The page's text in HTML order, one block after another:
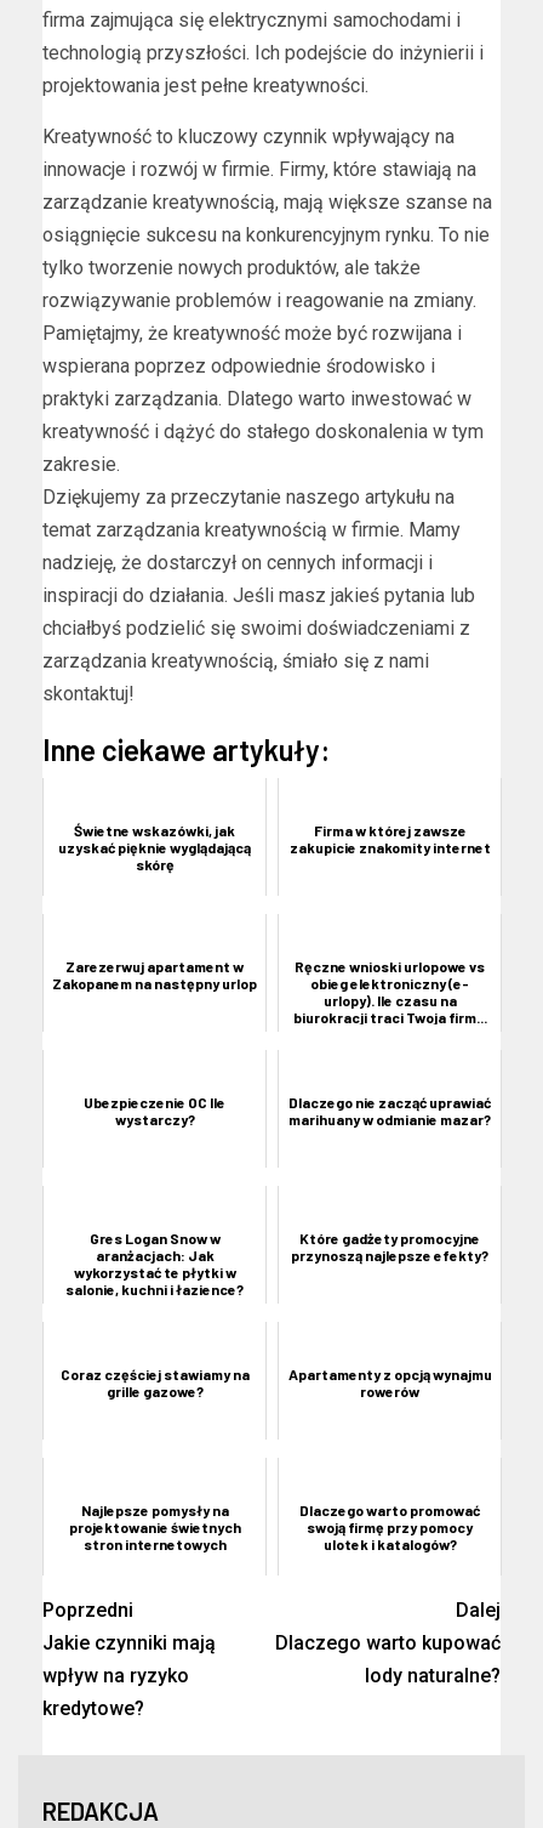
firma zajmująca się elektrycznymi samochodami i
technologią przyszłości. Ich podejście do inżynierii i
projektowania jest pełne kreatywności.
Kreatywność to kluczowy czynnik wpływający na
innowacje i rozwój w firmie. Firmy, które stawiają na
zarządzanie kreatywnością, mają większe szanse na
osiągnięcie sukcesu na konkurencyjnym rynku. To nie
tylko tworzenie nowych produktów, ale także
rozwiązywanie problemów i reagowanie na zmiany.
Pamiętajmy, że kreatywność może być rozwijana i
wspierana poprzez odpowiednie środowisko i
praktyki zarządzania. Dlatego warto inwestować w
kreatywność i dążyć do stałego doskonalenia w tym
zakresie.
Dziękujemy za przeczytanie naszego artykułu na
temat zarządzania kreatywnością w firmie. Mamy
nadzieję, że dostarczył on cennych informacji i
inspiracji do działania. Jeśli masz jakieś pytania lub
chciałbyś podzielić się swoimi doświadczeniami z
zarządzania kreatywnością, śmiało się z nami
skontaktuj!
Inne ciekawe artykuły:
Świetne wskazówki, jak
uzyskać pięknie wyglądającą
skórę
Firma w której zawsze
zakupicie znakomity internet
Zarezerwuj apartament w
Zakopanem na następny urlop
Ręczne wnioski urlopowe vs
obieg elektroniczny (e-
urlopy). Ile czasu na
biurokracji traci Twoja firm...
Ubezpieczenie OC Ile
wystarczy?
Dlaczego nie zacząć uprawiać
marihuany w odmianie mazar?
Gres Logan Snow w
aranżacjach: Jak
wykorzystać te płytki w
salonie, kuchni i łazience?
Które gadżety promocyjne
przynoszą najlepsze efekty?
Coraz częściej stawiamy na
grille gazowe?
Apartamenty z opcją wynajmu
rowerów
Najlepsze pomysły na
projektowanie świetnych
stron internetowych
Dlaczego warto promować
swoją firmę przy pomocy
ulotek i katalogów?
Poprzedni
Jakie czynniki mają
wpływ na ryzyko
kredytowe?
Dalej
Dlaczego warto kupować
lody naturalne?
REDAKCJA